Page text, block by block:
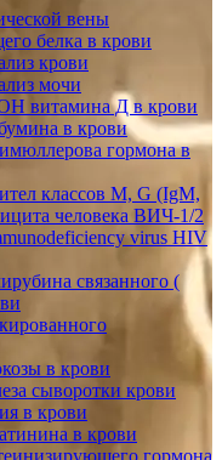
вены
белка в крови
крови
мочи
витамина Д в крови
в крови
гормона в
классов M, G (IgM,
человека ВИЧ-1/2
virus HIV
связанного (
в крови
сыворотки крови
в крови
в крови
гормона